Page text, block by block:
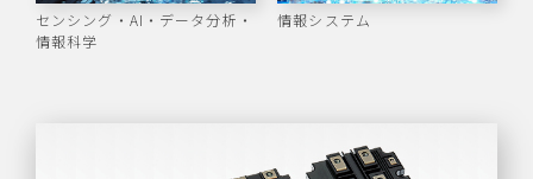
センシング・AI・データ分析・
情報科学
情報システム